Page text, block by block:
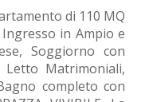
di 110 MQ
in Ampio e
Soggiorno con
Matrimoniali,
completo con